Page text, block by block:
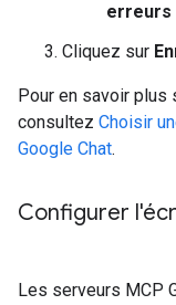
erreurs
Cliquez sur
Pour en savoir plus
consultez Choisir
Google Chat.
Configurer
Les serveurs MCP